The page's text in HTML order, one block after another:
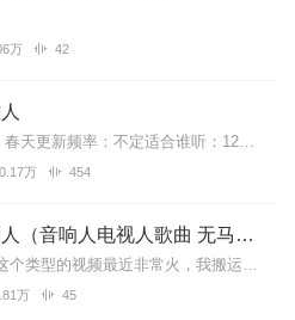
我是 我是 我是 我是 我是 我是 我
！！！
万 42
非yc纯搬运主播：春天更新频率：不定适合谁听：12岁以上所有阵营关系：1.人类阵营（等于狼人杀的平民阵营）2.监控阵营（等于狼人杀的神职阵营）3.马桶阵营（等...
万 454
监控人VS马桶人（音响人电视人歌曲 无马赛克）
马桶人VS监控人这个类型的视频最近非常火，我搬运了一些视频，希望你能喜欢，感谢订阅，感谢支持
万 45